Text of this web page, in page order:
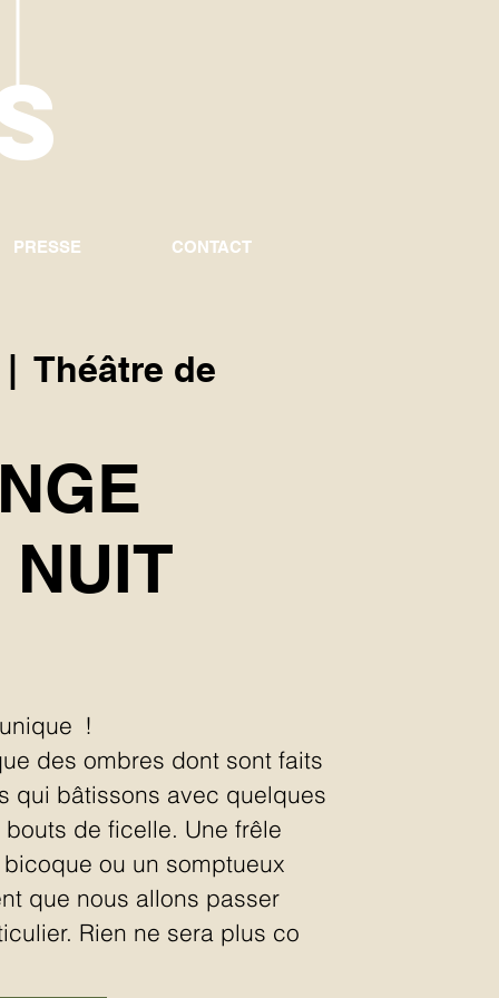
PRESSE CONTACT
|
Théâtre de
!
des ombres dont sont faits
qui bâtissons avec quelques
de ficelle. Une frêle
ou un somptueux
que nous allons passer
Rien ne sera plus co